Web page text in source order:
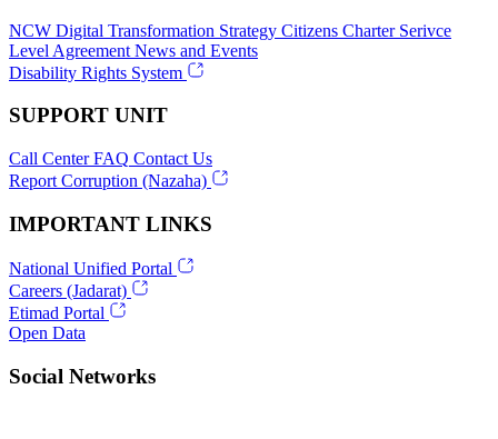
NCW Digital Transformation Strategy Citizens Charter Serivce
Level Agreement News and Events
Disability Rights System
SUPPORT UNIT
Call Center FAQ Contact Us
Report Corruption (Nazaha)
IMPORTANT LINKS
National Unified Portal
Careers (Jadarat)
Etimad Portal
Open Data
Social Networks